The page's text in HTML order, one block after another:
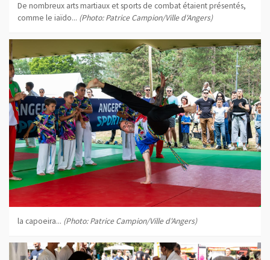
De nombreux arts martiaux et sports de combat étaient présentés,
comme le iaïdo... (Photo: Patrice Campion/Ville d'Angers)
la capoeira... (Photo: Patrice Campion/Ville d'Angers)